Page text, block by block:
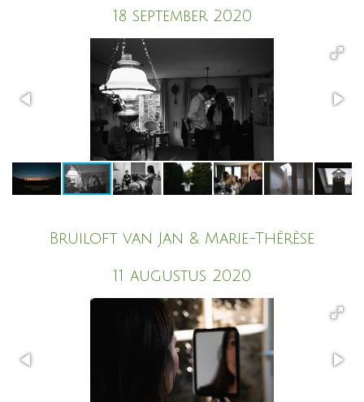
18 september 2020
Bruiloft van Jan & Marie-Thérèse
11 augustus 2020